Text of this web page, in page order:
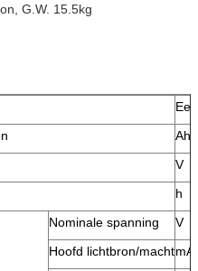
G.W. 15.5kg
Ah
V
h
Nominale spanning
V
Hoofd lichtbron/macht